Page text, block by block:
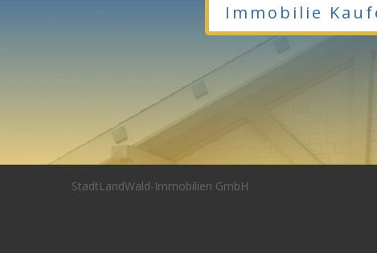
Immobilie
StadtLandWald-Immobilien GmbH